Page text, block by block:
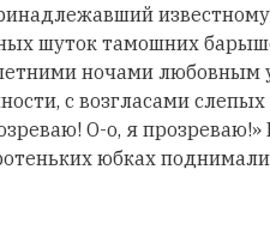
шуток тамошних
ночами
с возгласами
О-о, я
юбках